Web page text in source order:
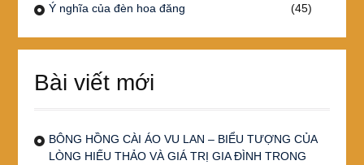
Ý nghĩa của đèn hoa đăng
(45)
Bài viết mới
BÔNG HỒNG CÀI ÁO VU LAN – BIỂU TƯỢNG CỦA
LÒNG HIẾU THẢO VÀ GIÁ TRỊ GIA ĐÌNH TRONG